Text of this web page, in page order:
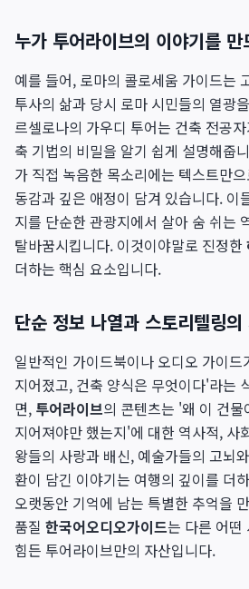
누가 투어라이브의 이야기를 만
예를 들어, 로마의 콜로세움 가이드는
투사의 삶과 당시 로마 시민들의 열광
르셀로나의 가우디 투어는 건축 전공
축 기법의 비밀을 알기 쉽게 설명해줍
가 직접 녹음한 목소리에는 텍스트만
동감과 깊은 애정이 담겨 있습니다. 이
지를 단순한 관광지에서 살아 숨 쉬는
탈바꿈시킵니다. 이것이야말로 진정한
더하는 핵심 요소입니다.
단순 정보 나열과 스토리텔링의
일반적인 가이드북이나 오디오 가이
지어졌고, 건축 양식은 무엇이다'라는
면, 투어라이브의 콘텐츠는 '왜 이 건
지어져야만 했는지'에 대한 역사적, 사
왕들의 사랑과 배신, 예술가들의 고뇌
환이 담긴 이야기는 여행의 깊이를 더
오랫동안 기억에 남는 특별한 추억을
품질 한국어오디오가이드는 다른 어떤
힘든 투어라이브만의 자산입니다.